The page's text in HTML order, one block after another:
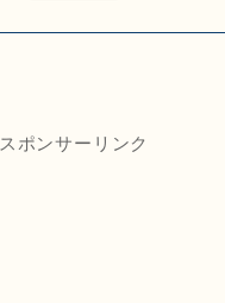
スポンサーリンク